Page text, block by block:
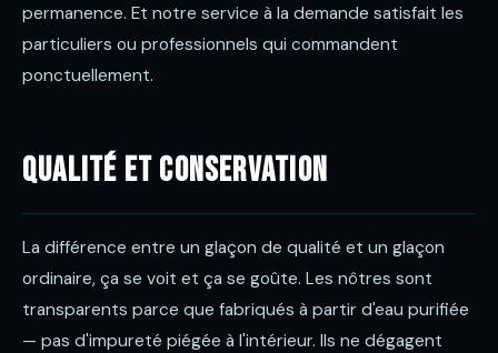
permanence. Et notre service à la demande satisfait les
particuliers ou professionnels qui commandent
ponctuellement.
Qualité et conservation
La différence entre un glaçon de qualité et un glaçon
ordinaire, ça se voit et ça se goûte. Les nôtres sont
transparents parce que fabriqués à partir d'eau purifiée
— pas d'impureté piégée à l'intérieur. Ils ne dégagent